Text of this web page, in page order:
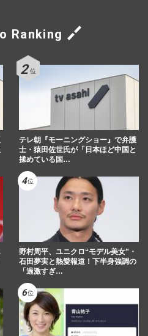
Ranking
テレ朝『モーニングショー』で弁護
士・猿田佐世氏が「日本ほど中国と
揉めている国…
野村周平、ユニクロ“モデル美女”・
石田夢実と熱愛報道！下半身強調の
「過激すぎ…